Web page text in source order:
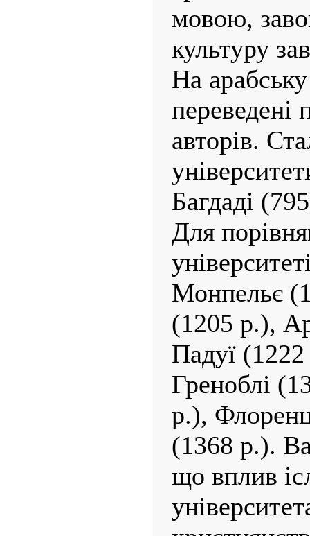
мовою,
культуру
На
переведені
авторів.
Багдаді
Для
Монпельє
(1205 р.),
Падуї
Греноблі
р.),
(1368 р.).
що вплив